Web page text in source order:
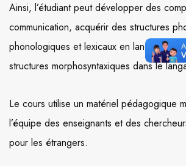
Ainsi, l’étudiant peut développer des
communication, acquérir des structures
phonologiques et lexicaux en langage
structures morphosyntaxiques dans le
Le cours utilise un matériel pédagogique
l’équipe des enseignants et des
pour les étrangers.